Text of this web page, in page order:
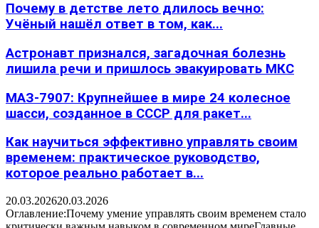
Почему в детстве лето длилось вечно:
Учёный нашёл ответ в том, как...
Астронавт признался, загадочная болезнь
лишила речи и пришлось эвакуировать МКС
МАЗ-7907: Крупнейшее в мире 24 колесное
шасси, созданное в СССР для ракет...
Как научиться эффективно управлять своим
временем: практическое руководство,
которое реально работает в...
20.03.202620.03.2026
Оглавление:Почему умение управлять своим временем стало